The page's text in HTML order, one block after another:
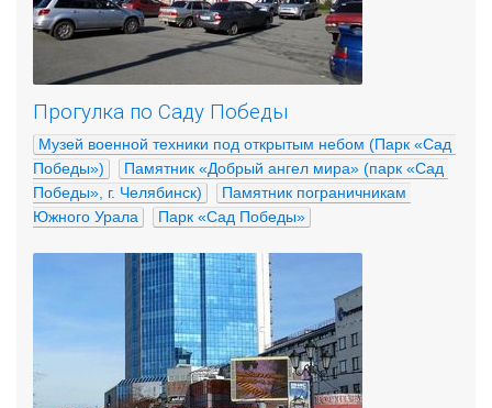
Прогулка по Саду Победы
Музей военной техники под открытым небом (Парк «Сад
Победы»)
Памятник «Добрый ангел мира» (парк «Сад
Победы», г. Челябинск)
Памятник пограничникам
Южного Урала
Парк «Сад Победы»